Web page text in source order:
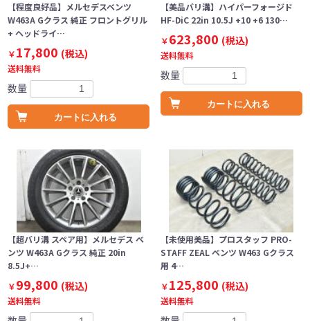
【程度良好品】メルセデスベンツ
W463A Gクラス 純正 フロントグリル
+ ヘッドライ…
￥17,800 (税込)
送料無料
数量
カートに入れる
【美品バリ溝】ハイパーフォージド
HF-DiC 22in 10.5J +10 +6 130…
￥623,800 (税込)
送料無料
数量
カートに入れる
【超バリ溝 スペア用】メルセデス ベ
ンツ W463A Gクラス 純正 20in
8.5J+…
￥99,800 (税込)
送料無料
【未使用美品】プロスタッフ PRO-
STAFF ZEAL ベンツ W463 Gクラス
用 4…
￥125,800 (税込)
送料無料